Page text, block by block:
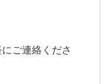
ご連絡くださ